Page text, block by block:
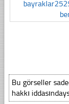
Bu görseller
hakkı